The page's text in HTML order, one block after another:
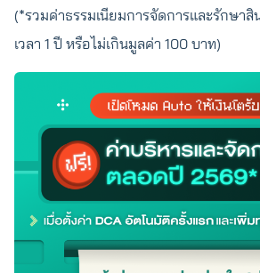
(*รวมค่าธรรมเนียมการจัดการและรักษา
เวลา 1 ปี หรือไม่เกินมูลค่า 100 บาท)